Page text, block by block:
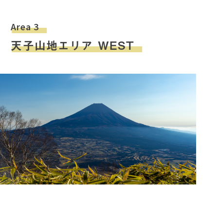
Area 3
天子山地エリア WEST